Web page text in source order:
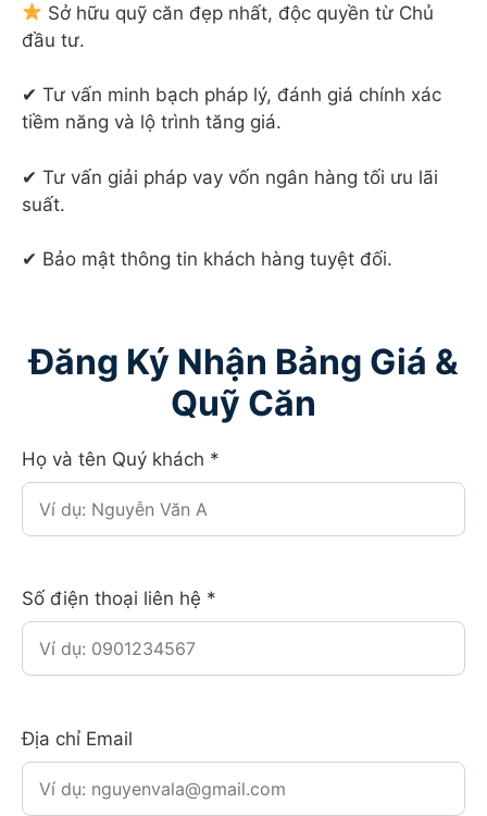
Sở hữu quỹ căn đẹp nhất, độc quyền từ Chủ
đầu tư.
✔ Tư vấn minh bạch pháp lý, đánh giá chính xác
tiềm năng và lộ trình tăng giá.
✔ Tư vấn giải pháp vay vốn ngân hàng tối ưu lãi
suất.
✔ Bảo mật thông tin khách hàng tuyệt đối.
Đăng Ký Nhận Bảng Giá &
Quỹ Căn
Họ và tên Quý khách *
Số điện thoại liên hệ *
Địa chỉ Email